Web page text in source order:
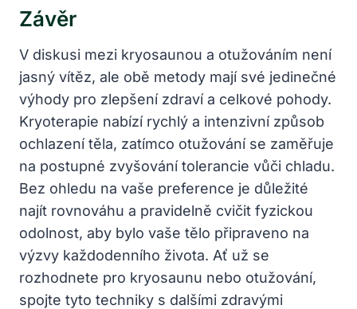
Závěr
V diskusi mezi kryosaunou a otužováním není
jasný vítěz, ale obě metody mají své jedinečné
výhody pro zlepšení zdraví a celkové pohody.
Kryoterapie ​nabízí‍ rychlý a ‍intenzivní způsob
ochlazení těla, zatímco otužování se zaměřuje
na⁣ postupné zvyšování⁤ tolerancie ‌vůči chladu.
Bez ohledu na vaše preference je důležité
najít ⁣rovnováhu⁤ a pravidelně⁤ cvičit ⁣fyzickou
odolnost, aby bylo vaše tělo připraveno na
výzvy každodenního života. Ať už se
⁤rozhodnete pro kryosaunu⁢ nebo otužování,
spojte tyto techniky s dalšími‌ zdravými